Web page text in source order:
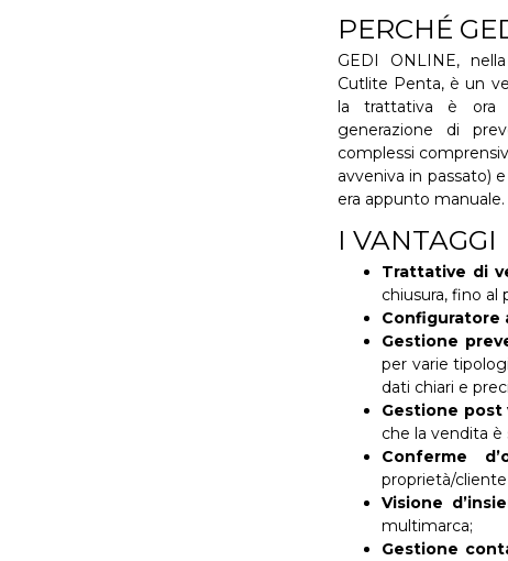
PERCHÉ
GEDI ONLINE,
Cutlite Penta, è un
la trattativa è ora
generazione di
complessi
avveniva in passato)
era appunto manuale.
I VANTAGGI
Trattative di
chiusura, fino al
Configuratore
Gestione
per varie
dati chiari e
Gestione post
che la vendita
Conferme
proprietà/
Visione
multimarca;
Gestione